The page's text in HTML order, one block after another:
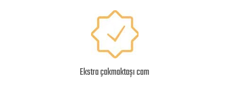
Ekstra çakmaktaşı cam